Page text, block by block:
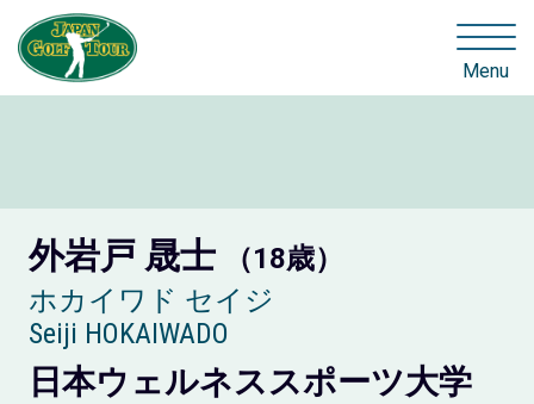
Menu
外岩戸 晟士
（18歳）
ホカイワド セイジ
Seiji HOKAIWADO
日本ウェルネススポーツ大学